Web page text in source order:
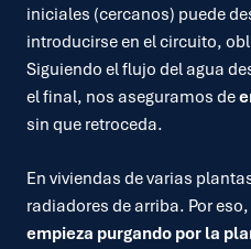
iniciales (cercanos) puede
introducirse en el circuito,
Siguiendo el flujo del agua
el final, nos aseguramos de
sin que retroceda.
En viviendas de varias
radiadores de arriba. Por
empieza purgando por la